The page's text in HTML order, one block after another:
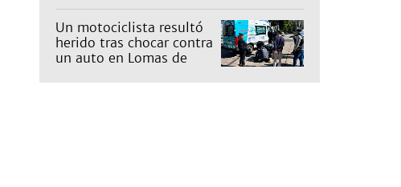
Un motociclista resultó
herido tras chocar contra
un auto en Lomas de